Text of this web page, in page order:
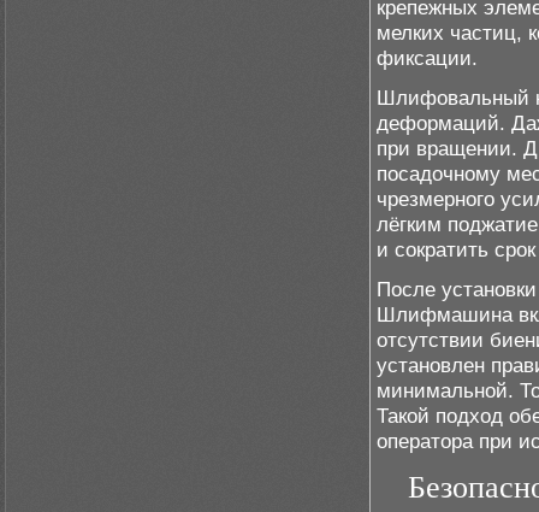
крепежных
мелких частиц,
фиксации.
Шлифовальный
деформаций.
при вращении.
посадочному
чрезмерного
лёгким
и сократить
После
Шлифмашина
отсутствии
установлен
минимальной.
Такой подход
оператора при